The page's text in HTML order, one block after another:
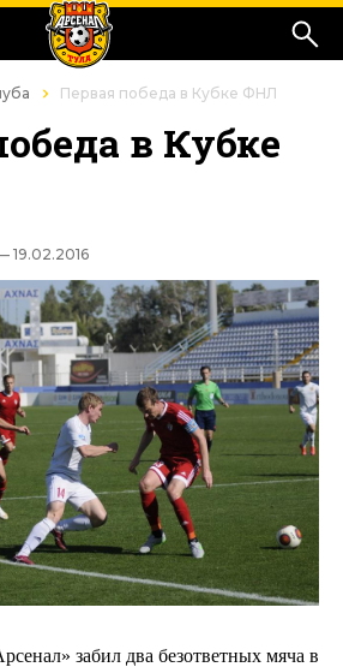
Первая победа в Кубке ФНЛ
в Кубке
19.02.2016
забил два безответных мяча в